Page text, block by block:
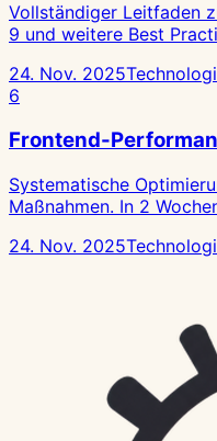
Vollständiger Leitfaden
9 und weitere Best
24. Nov. 2025
6
Frontend-
Systematische
Maßnahmen. In 2
24. Nov. 2025